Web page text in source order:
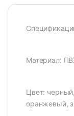
Материал:
Цвет:
оранжевый,